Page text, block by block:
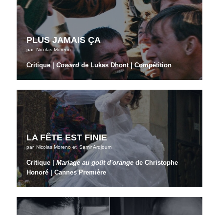
PLUS JAMAIS ÇA
par Nicolas Moreno
Critique |Cowardde Lukas Dhont | Compétition
LA FÊTE EST FINIE
par Nicolas Morenoet Samir Ardjoum
Critique |Mariage au goût d'orange de Christophe
Honoré | Cannes Première